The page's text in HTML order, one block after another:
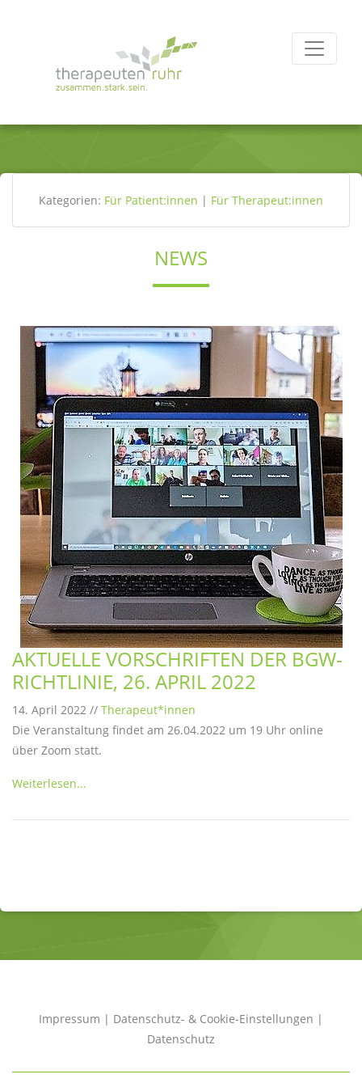
Kategorien: Für Patient:innen | Für Therapeut:innen
NEWS
AKTUELLE VORSCHRIFTEN DER BGW-
RICHTLINIE, 26. APRIL 2022
14. April 2022 // Therapeut*innen
Die Veranstaltung findet am 26.04.2022 um 19 Uhr online
über Zoom statt.
Weiterlesen...
Impressum | Datenschutz- & Cookie-Einstellungen |
Datenschutz